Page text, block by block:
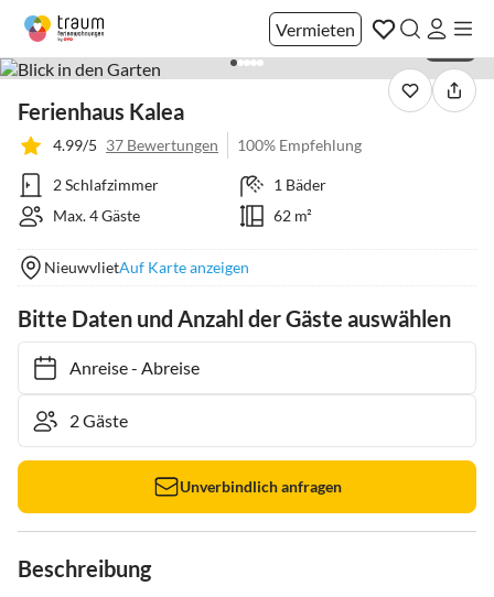
Vermieten
Ferienhaus Kalea
4.99/5 37 Bewertungen 100% Empfehlung
2 Schlafzimmer
1 Bäder
Max. 4 Gäste
62 m²
NieuwvlietAuf Karte anzeigen
Bitte Daten und Anzahl der Gäste auswählen
Anreise- Abreise
Unverbindlich anfragen
Beschreibung